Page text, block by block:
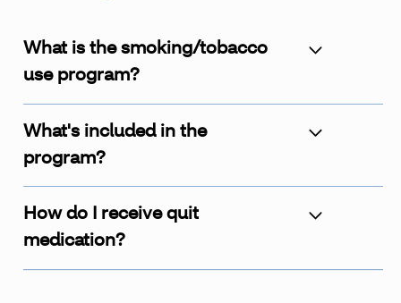
What is the smoking/tobacco
use program?
What's included in the
program?
How do I receive quit
medication?